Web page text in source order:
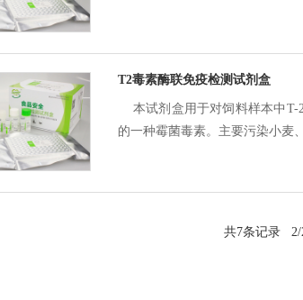
T2毒素酶联免疫检测试剂盒
本试剂盒用于对饲料样本中T-
的一种霉菌毒素。主要污染小麦
共7条记录